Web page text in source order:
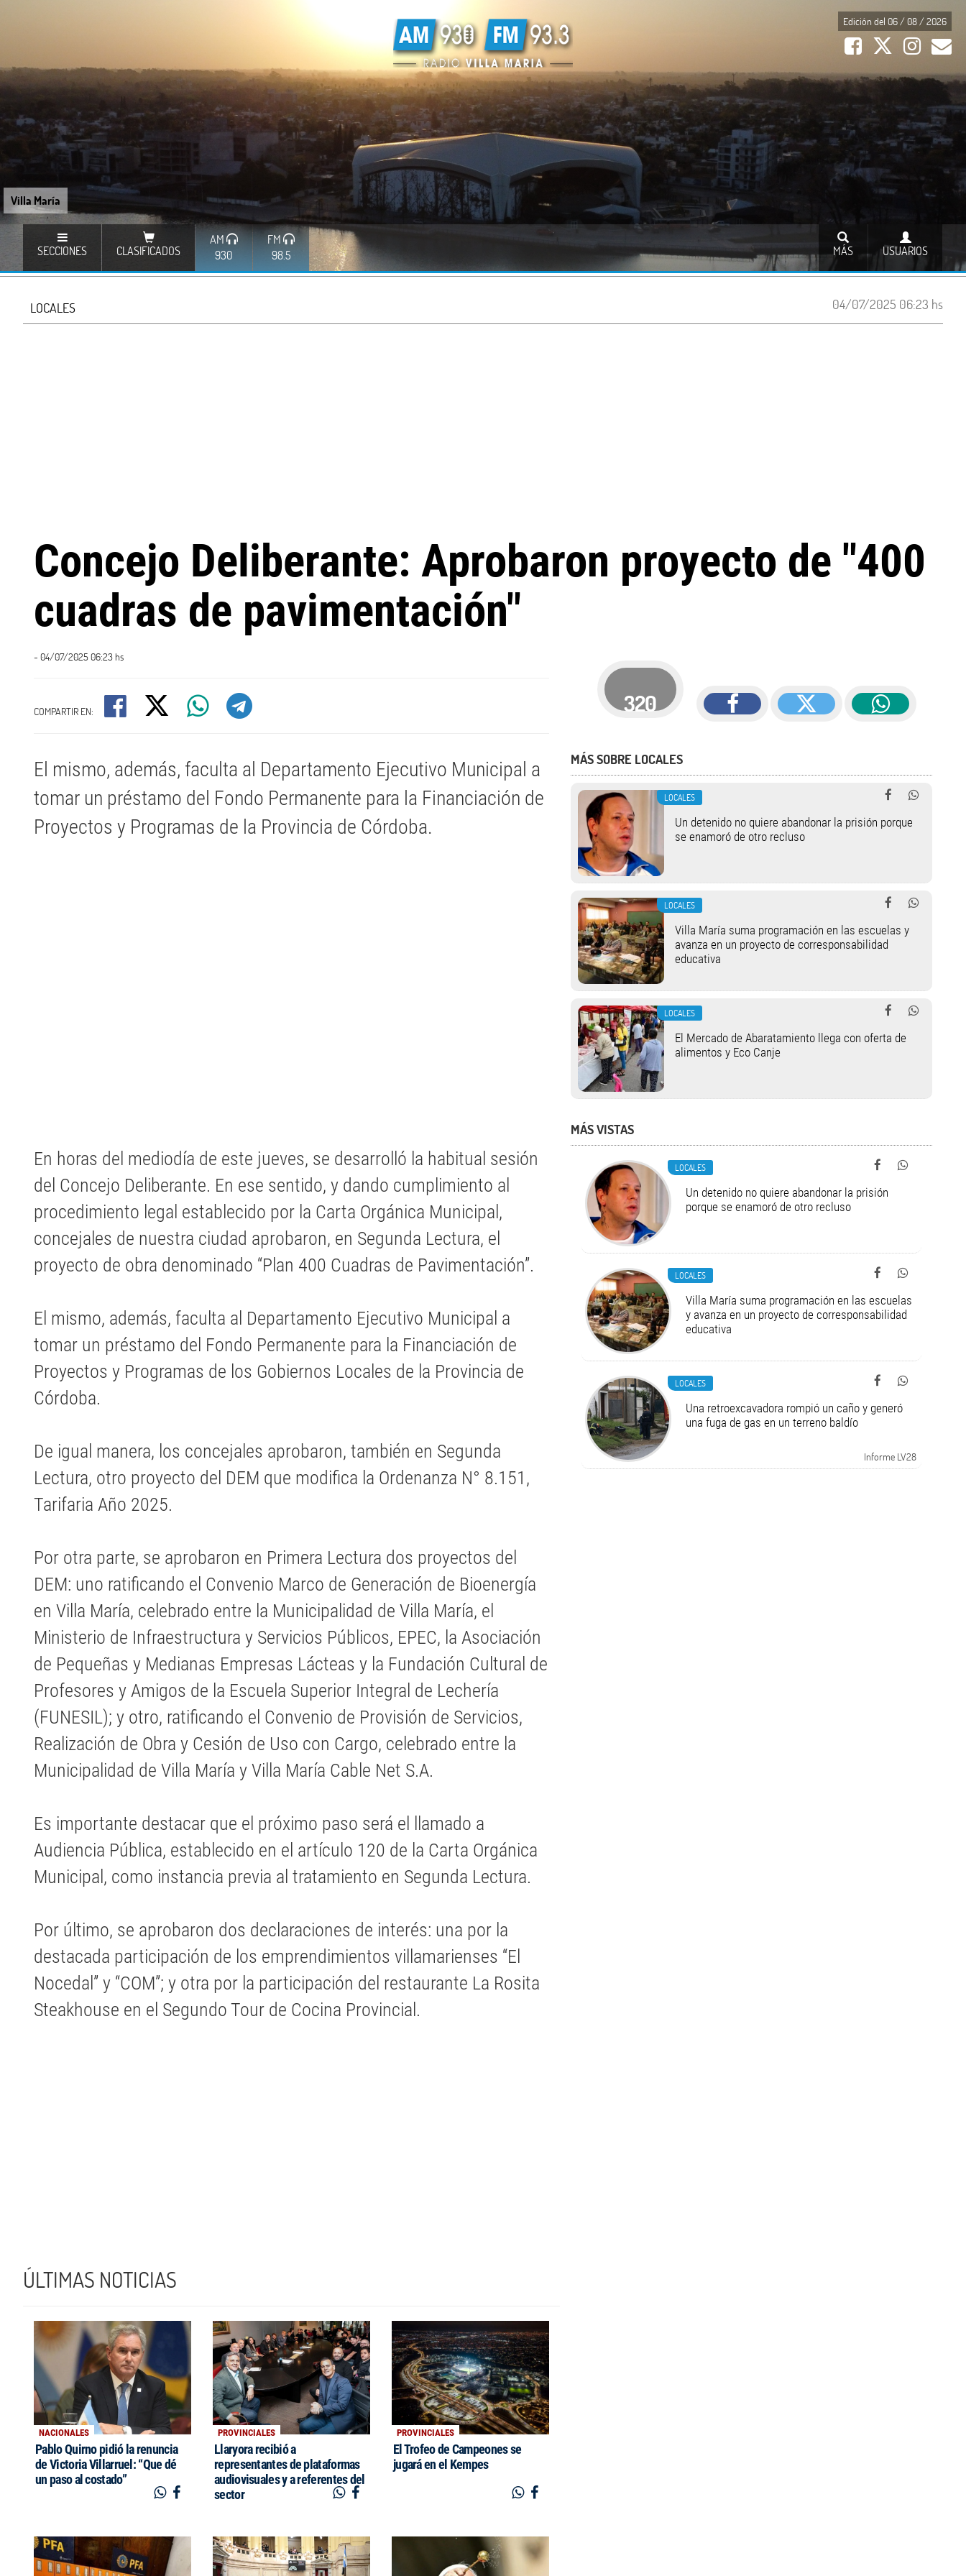
Villa María
Edición del 06 / 08 / 2026
SECCIONES CLASIFICADOS
AM
930
FM
98.5
USUARIOS
MÁS
04/07/2025 06:23 hs
LOCALES
Concejo Deliberante: Aprobaron proyecto de "400
cuadras de pavimentación"
- 04/07/2025 06:23 hs
COMPARTIR EN:
El mismo, además, faculta al Departamento Ejecutivo Municipal a
tomar un préstamo del Fondo Permanente para la Financiación de
Proyectos y Programas de la Provincia de Córdoba.
En horas del mediodía de este jueves, se desarrolló la habitual sesión
del Concejo Deliberante. En ese sentido, y dando cumplimiento al
procedimiento legal establecido por la Carta Orgánica Municipal,
concejales de nuestra ciudad aprobaron, en Segunda Lectura, el
proyecto de obra denominado “Plan 400 Cuadras de Pavimentación”.
El mismo, además, faculta al Departamento Ejecutivo Municipal a
tomar un préstamo del Fondo Permanente para la Financiación de
Proyectos y Programas de los Gobiernos Locales de la Provincia de
Córdoba.
De igual manera, los concejales aprobaron, también en Segunda
Lectura, otro proyecto del DEM que modifica la Ordenanza N° 8.151,
Tarifaria Año 2025.
Por otra parte, se aprobaron en Primera Lectura dos proyectos del
DEM: uno ratificando el Convenio Marco de Generación de Bioenergía
en Villa María, celebrado entre la Municipalidad de Villa María, el
Ministerio de Infraestructura y Servicios Públicos, EPEC, la Asociación
de Pequeñas y Medianas Empresas Lácteas y la Fundación Cultural de
Profesores y Amigos de la Escuela Superior Integral de Lechería
(FUNESIL); y otro, ratificando el Convenio de Provisión de Servicios,
Realización de Obra y Cesión de Uso con Cargo, celebrado entre la
Municipalidad de Villa María y Villa María Cable Net S.A.
Es importante destacar que el próximo paso será el llamado a
Audiencia Pública, establecido en el artículo 120 de la Carta Orgánica
Municipal, como instancia previa al tratamiento en Segunda Lectura.
Por último, se aprobaron dos declaraciones de interés: una por la
destacada participación de los emprendimientos villamarienses “El
Nocedal” y “COM”; y otra por la participación del restaurante La Rosita
Steakhouse en el Segundo Tour de Cocina Provincial.
ÚLTIMAS NOTICIAS
NACIONALES
Pablo Quirno pidió la renuncia
de Victoria Villarruel: “Que dé
un paso al costado”
PROVINCIALES
Llaryora recibió a
representantes de plataformas
audiovisuales y a referentes del
sector
PROVINCIALES
El Trofeo de Campeones se
jugará en el Kempes
320
MÁS SOBRE LOCALES
LOCALES
Un detenido no quiere abandonar la prisión porque
se enamoró de otro recluso
LOCALES
Villa María suma programación en las escuelas y
avanza en un proyecto de corresponsabilidad
educativa
LOCALES
El Mercado de Abaratamiento llega con oferta de
alimentos y Eco Canje
MÁS VISTAS
LOCALES
Un detenido no quiere abandonar la prisión
porque se enamoró de otro recluso
LOCALES
Villa María suma programación en las escuelas
y avanza en un proyecto de corresponsabilidad
educativa
LOCALES
Una retroexcavadora rompió un caño y generó
una fuga de gas en un terreno baldío
Informe LV28